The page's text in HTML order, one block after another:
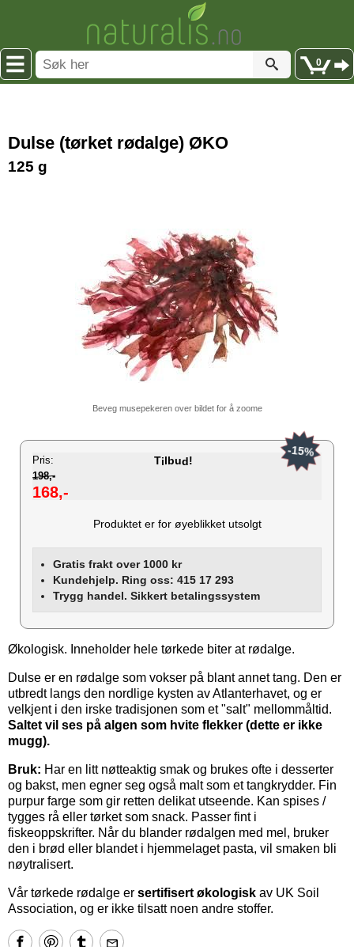
0
Dulse (tørket rødalge) ØKO
125 g
Beveg musepekeren over bildet for å zoome
Pris: Tilbud!
198,-
168,-
-15%
Produktet er for øyeblikket utsolgt
Gratis frakt over 1000 kr
Kundehjelp. Ring oss: 415 17 293
Trygg handel. Sikkert betalingssystem
Økologisk. Inneholder hele tørkede biter at rødalge.
Dulse er en rødalge som vokser på blant annet tang. Den er
utbredt langs den nordlige kysten av Atlanterhavet, og er
velkjent i den irske tradisjonen som et "salt" mellommåltid.
Saltet vil ses på algen som hvite flekker (dette er ikke
mugg).
Bruk: Har en litt nøtteaktig smak og brukes ofte i desserter
og bakst, men egner seg også malt som et tangkrydder. Fin
purpur farge som gir retten delikat utseende. Kan spises /
tygges rå eller tørket som snack. Passer fint i
fiskeoppskrifter. Når du blander rødalgen med mel, bruker
den i brød eller blandet i hjemmelaget pasta, vil smaken bli
nøytralisert.
Vår tørkede rødalge er sertifisert økologisk av UK Soil
Association, og er ikke tilsatt noen andre stoffer.